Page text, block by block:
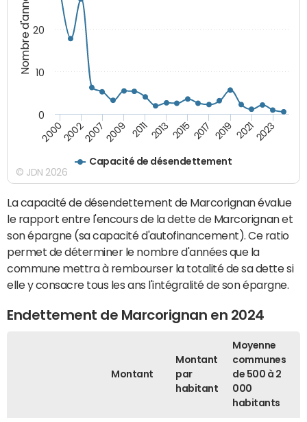
Nombre d'années
Capacité de désendettement
2000200220072009 2011 2013 2015 2017 2019 20212023
0
10
20
© JDN 2026
La capacité de désendettement de Marcorignan évalue
le rapport entre l'encours de la dette de Marcorignan et
son épargne (sa capacité d'autofinancement). Ce ratio
permet de déterminer le nombre d'années que la
commune mettra à rembourser la totalité de sa dette si
elle y consacre tous les ans l'intégralité de son épargne.
Endettement de Marcorignan en 2024
Montant
Montant
par
habitant
Moyenne
communes
de 500 à 2
000
habitants